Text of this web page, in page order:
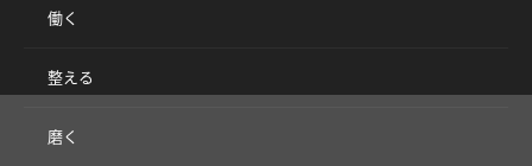
働く
整える
磨く